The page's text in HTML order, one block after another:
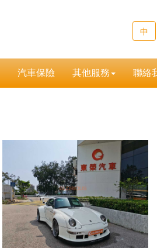
中
汽車保險 其他服務 聯絡